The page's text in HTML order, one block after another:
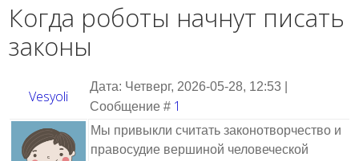
Когда роботы начнут писать
законы
Vesyoli
Дата: Четверг, 2026-05-28, 12:53 |
Сообщение # 1
Мы привыкли считать законотворчество и
правосудие вершиной человеческой